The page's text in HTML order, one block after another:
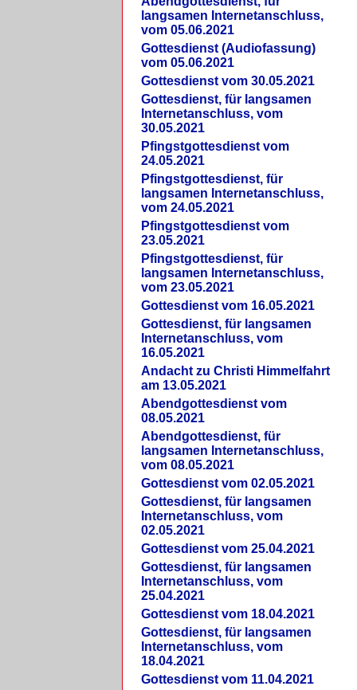
langsamen Internetanschluss,
vom 05.06.2021
Gottesdienst (Audiofassung)
vom 05.06.2021
Gottesdienst vom 30.05.2021
Gottesdienst, für langsamen
Internetanschluss, vom
30.05.2021
Pfingstgottesdienst vom
24.05.2021
Pfingstgottesdienst, für
langsamen Internetanschluss,
vom 24.05.2021
Pfingstgottesdienst vom
23.05.2021
Pfingstgottesdienst, für
langsamen Internetanschluss,
vom 23.05.2021
Gottesdienst vom 16.05.2021
Gottesdienst, für langsamen
Internetanschluss, vom
16.05.2021
Andacht zu Christi Himmelfahrt
am 13.05.2021
Abendgottesdienst vom
08.05.2021
Abendgottesdienst, für
langsamen Internetanschluss,
vom 08.05.2021
Gottesdienst vom 02.05.2021
Gottesdienst, für langsamen
Internetanschluss, vom
02.05.2021
Gottesdienst vom 25.04.2021
Gottesdienst, für langsamen
Internetanschluss, vom
25.04.2021
Gottesdienst vom 18.04.2021
Gottesdienst, für langsamen
Internetanschluss, vom
18.04.2021
Gottesdienst vom 11.04.2021